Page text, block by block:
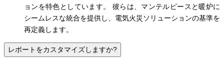
ョンを特色としています。 彼らは、マンテルピースと暖炉に
シームレスな統合を提供し、電気火災ソリューションの基準を
再定義します。
レポートをカスタマイズしますか?